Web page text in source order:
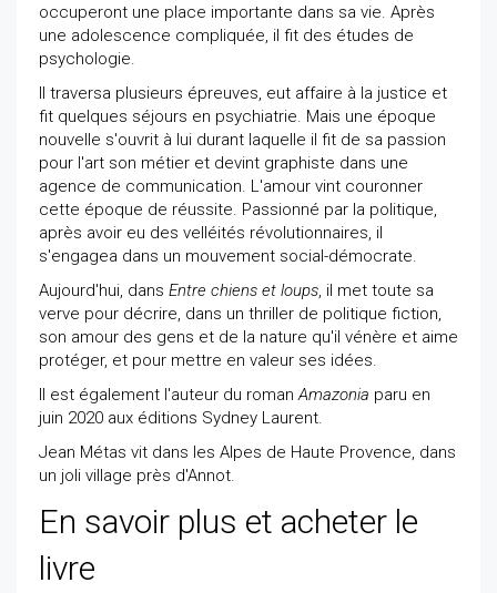
occuperont une place importante dans sa vie. Après
une adolescence compliquée, il fit des études de
psychologie.
Il traversa plusieurs épreuves, eut affaire à la justice et
fit quelques séjours en psychiatrie. Mais une époque
nouvelle s'ouvrit à lui durant laquelle il fit de sa passion
pour l'art son métier et devint graphiste dans une
agence de communication. L'amour vint couronner
cette époque de réussite. Passionné par la politique,
après avoir eu des velléités révolutionnaires, il
s'engagea dans un mouvement social-démocrate.
Aujourd'hui, dans Entre chiens et loups, il met toute sa
verve pour décrire, dans un thriller de politique fiction,
son amour des gens et de la nature qu'il vénère et aime
protéger, et pour mettre en valeur ses idées.
Il est également l'auteur du romanAmazonia paru en
juin 2020 aux éditions Sydney Laurent.
Jean Métas vit dans les Alpes de Haute Provence, dans
un joli village près d'Annot.
En savoir plus et acheter le
livre